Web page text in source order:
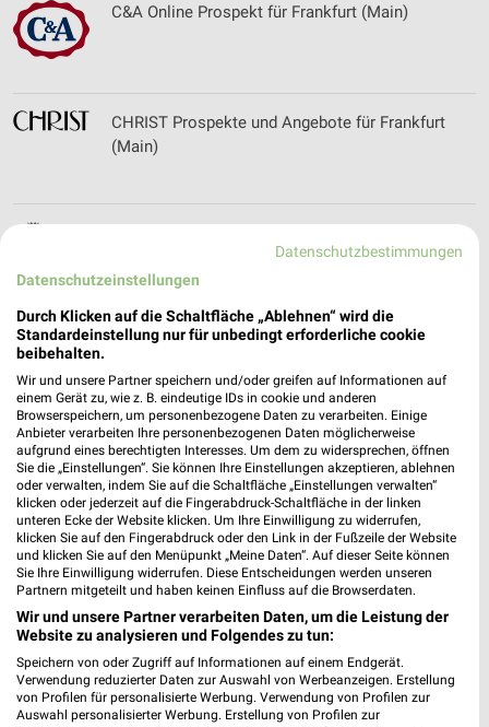
C&A Online Prospekt für Frankfurt (Main)
CHRIST Prospekte und Angebote für Frankfurt
(Main)
Conrad Angebote im aktuellen Prospekt für
cyberport Angebote im aktuellen Prospekt
Noch mehr Angebote in
Datenschutzbestimmungen
Datenschutzeinstellungen
Durch Klicken auf die Schaltfläche „Ablehnen“ wird die
Standardeinstellung nur für unbedingt erforderliche cookie
beibehalten.
Wir und unsere Partner speichern und/oder greifen auf Informationen auf
einem Gerät zu, wie z. B. eindeutige IDs in cookie und anderen
Browserspeichern, um personenbezogene Daten zu verarbeiten. Einige
Anbieter verarbeiten Ihre personenbezogenen Daten möglicherweise
aufgrund eines berechtigten Interesses. Um dem zu widersprechen, öffnen
Sie die „Einstellungen“. Sie können Ihre Einstellungen akzeptieren, ablehnen
oder verwalten, indem Sie auf die Schaltfläche „Einstellungen verwalten“
klicken oder jederzeit auf die Fingerabdruck-Schaltfläche in der linken
unteren Ecke der Website klicken. Um Ihre Einwilligung zu widerrufen,
klicken Sie auf den Fingerabdruck oder den Link in der Fußzeile der Website
und klicken Sie auf den Menüpunkt „Meine Daten“. Auf dieser Seite können
Sie Ihre Einwilligung widerrufen. Diese Entscheidungen werden unseren
Partnern mitgeteilt und haben keinen Einfluss auf die Browserdaten.
Wir und unsere Partner verarbeiten Daten, um die Leistung der
Website zu analysieren und Folgendes zu tun:
Speichern von oder Zugriff auf Informationen auf einem Endgerät.
Verwendung reduzierter Daten zur Auswahl von Werbeanzeigen. Erstellung
von Profilen für personalisierte Werbung. Verwendung von Profilen zur
Auswahl personalisierter Werbung. Erstellung von Profilen zur